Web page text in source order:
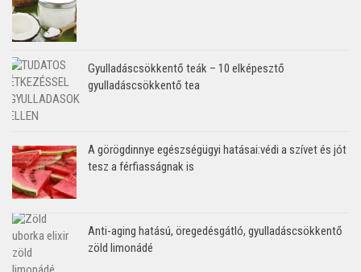
Gyulladáscsökkentő teák – 10 elképesztő
gyulladáscsökkentő tea
A görögdinnye egészségügyi hatásai:védi a szívet és jót
tesz a férfiasságnak is
Anti-aging hatású, öregedésgátló, gyulladáscsökkentő
zöld limonádé